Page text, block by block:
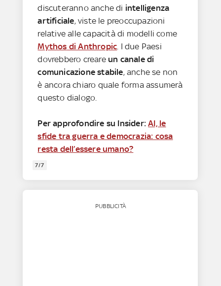
discuteranno anche di intelligenza
artificiale, viste le preoccupazioni
relative alle capacità di modelli come
Mythos di Anthropic . I due Paesi
dovrebbero creareun canale di
comunicazione stabile, anche se non
è ancora chiaro quale forma assumerà
questo dialogo.
Per approfondire su Insider:AI, le
sfide tra guerra e democrazia: cosa
resta dell’essere umano?
7/7
PUBBLICITÀ